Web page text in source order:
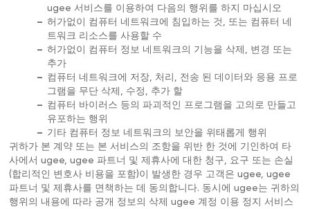
ugee 서비스를 이용하여 다음의 행위를 하지 마십시오
– 허가없이 컴퓨터 네트워크에 침입하는 것, 또는 컴퓨터 네
트워크 리소스를 사용할 수
– 허가없이 컴퓨터 정보 네트워크의 기능을 삭제, 변경 또는
추가
– 컴퓨터 네트워크에 저장, 처리, 전송 된 데이터와 응용 프로
그램을 무단 삭제, 수정, 추가 할
– 컴퓨터 바이러스 등의 파괴적인 프로그램을 고의로 만들고
유포하는 행위
– 기타 컴퓨터 정보 네트워크의 보안을 위태롭게 행위
귀하가 본 계약 또는 본 서비스의 조항을 위반 한 것에 기인하여 타
사에서 ugee, ugee 파트너 및 제휴사에 대한 청구, 요구 또는 손실
(합리적인 변호사 비용을 포함)이 발생한 경우 고객은 ugee, ugee
파트너 및 제휴사를 면책하는 데 동의합니다. 동시에 ugee는 귀하의
행위의 내용에 따라 공개 정보의 삭제 ugee 계정 이용 정지 서비스